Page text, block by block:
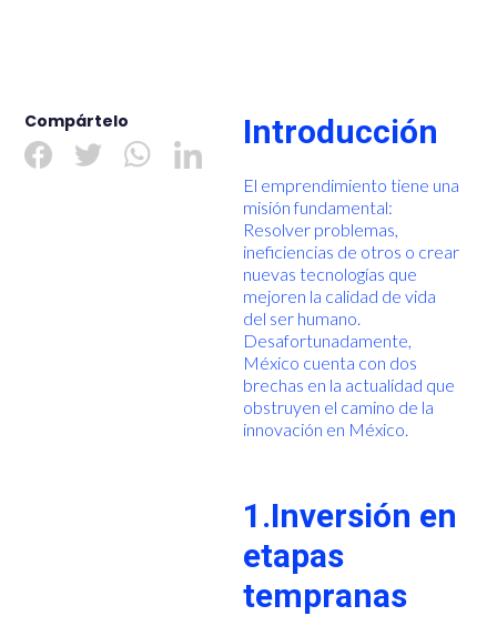
Compártelo Introducción
El emprendimiento tiene una
misión fundamental:
Resolver problemas,
ineficiencias de otros o crear
nuevas tecnologías que
mejoren la calidad de vida
del ser humano.
Desafortunadamente,
México cuenta con dos
brechas en la actualidad que
obstruyen el camino de la
innovación en México.
1.Inversión en
etapas
tempranas